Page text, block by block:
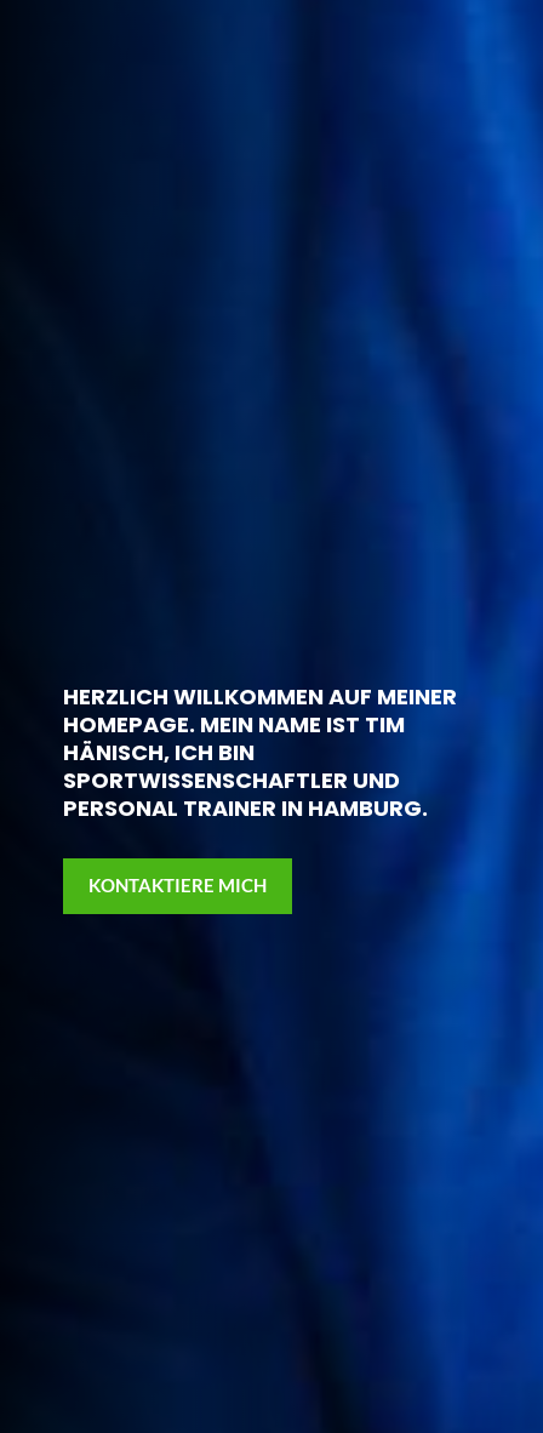
HERZLICH WILLKOMMEN AUF MEINER
HOMEPAGE. MEIN NAME IST TIM
HÄNISCH, ICH BIN
SPORTWISSENSCHAFTLER UND
PERSONAL TRAINER IN HAMBURG.
KONTAKTIERE MICH